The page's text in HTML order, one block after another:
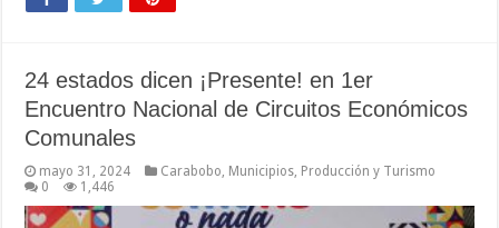
24 estados dicen ¡Presente! en 1er
Encuentro Nacional de Circuitos Económicos
Comunales
mayo 31, 2024 Carabobo, Municipios, Producción y Turismo
0
1,446